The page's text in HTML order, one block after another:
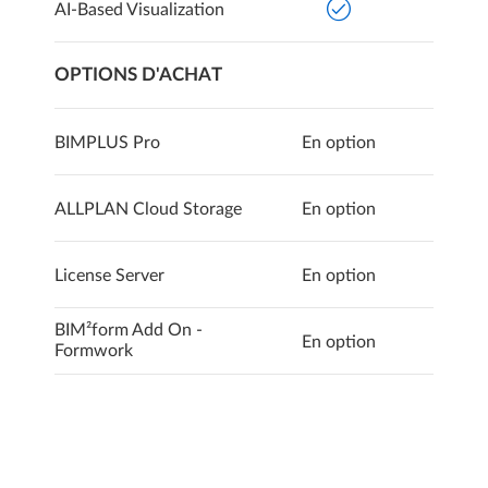
AI-Based Visualization
OPTIONS D'ACHAT
BIMPLUS Pro En option
ALLPLAN Cloud Storage En option
License Server En option
BIM²form Add On -
Formwork
En option